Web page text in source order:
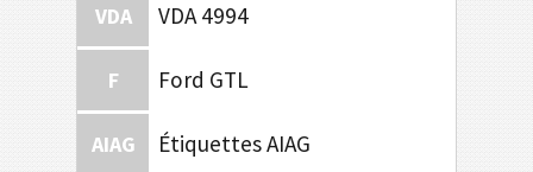
VDA VDA 4994
F Ford GTL
AIAG Étiquettes AIAG